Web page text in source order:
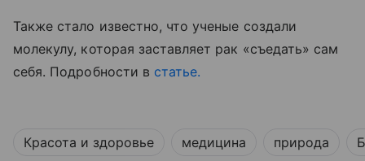
Также стало известно, что ученые создали
молекулу, которая заставляет рак «съедать» сам
себя. Подробности в статье.
Красота и здоровье медицина природа